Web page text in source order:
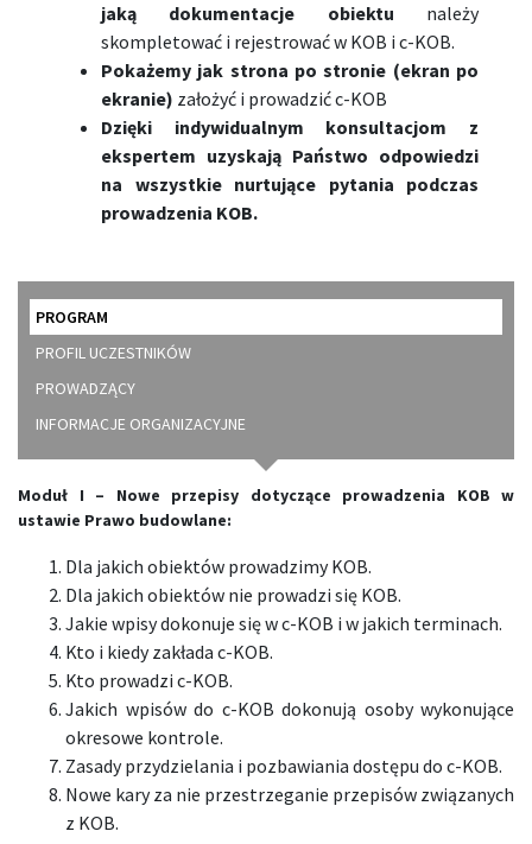
jaką dokumentacje obiektu należy
skompletować i rejestrować w KOB i c-KOB.
Pokażemy jak strona po stronie (ekran po
ekranie) założyć i prowadzić c-KOB
Dzięki indywidualnym konsultacjom z
ekspertem uzyskają Państwo odpowiedzi
na wszystkie nurtujące pytania podczas
prowadzenia KOB.
PROGRAM
PROFIL UCZESTNIKÓW
PROWADZĄCY
INFORMACJE ORGANIZACYJNE
Moduł I –
Nowe przepisy dotyczące prowadzenia KOB w
ustawie Prawo budowlane:
Dla jakich obiektów prowadzimy KOB.
Dla jakich obiektów nie prowadzi się KOB.
Jakie wpisy dokonuje się w c-KOB i w jakich terminach.
Kto i kiedy zakłada c-KOB.
Kto prowadzi c-KOB.
Jakich wpisów do c-KOB dokonują osoby wykonujące
okresowe kontrole.
Zasady przydzielania i pozbawiania dostępu do c-KOB.
Nowe kary za nie przestrzeganie przepisów związanych
z KOB.